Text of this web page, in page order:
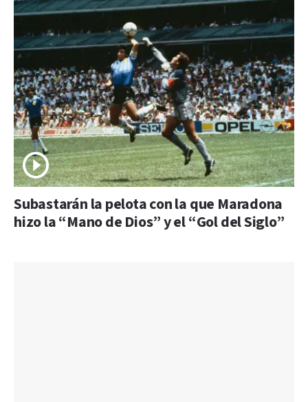
Subastarán la pelota con la que Maradona
hizo la “Mano de Dios” y el “Gol del Siglo”